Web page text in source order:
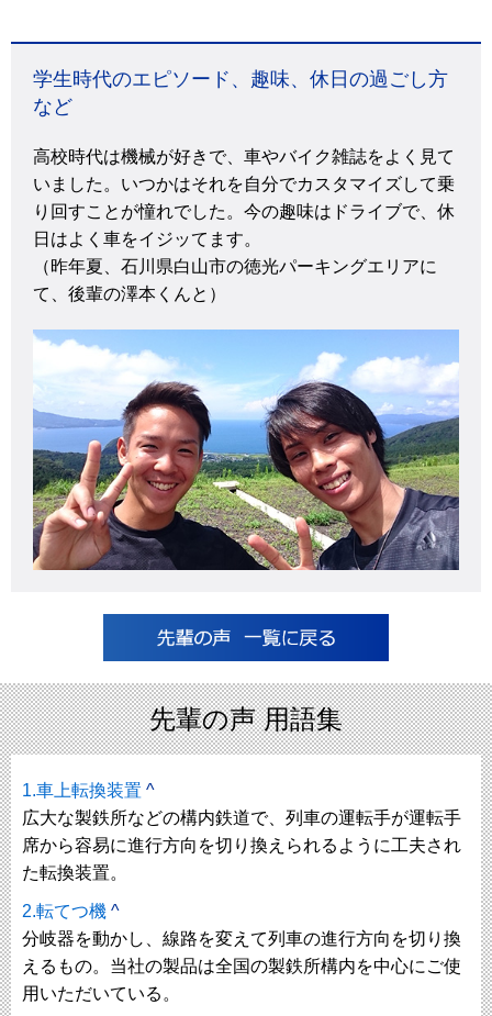
学生時代のエピソード、趣味、休日の過ごし方
など
高校時代は機械が好きで、車やバイク雑誌をよく見て
いました。いつかはそれを自分でカスタマイズして乗
り回すことが憧れでした。今の趣味はドライブで、休
日はよく車をイジッてます。
（昨年夏、石川県白山市の徳光パーキングエリアに
て、後輩の澤本くんと）
先輩の声 用語集
1.車上転換装置 ^
広大な製鉄所などの構内鉄道で、列車の運転手が運転手
席から容易に進行方向を切り換えられるように工夫され
た転換装置。
2.転てつ機 ^
分岐器を動かし、線路を変えて列車の進行方向を切り換
えるもの。当社の製品は全国の製鉄所構内を中心にご使
用いただいている。